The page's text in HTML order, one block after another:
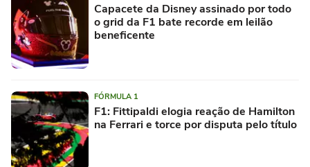
Capacete da Disney assinado por todo
o grid da F1 bate recorde em leilão
beneficente
FÓRMULA 1
F1: Fittipaldi elogia reação de Hamilton
na Ferrari e torce por disputa pelo título